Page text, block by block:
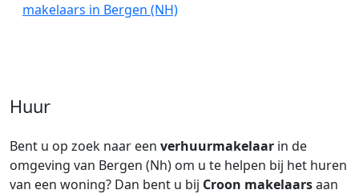
makelaars in Bergen (NH)
Huur
Bent u op zoek naar een verhuurmakelaar in de
omgeving van Bergen (Nh) om u te helpen bij het huren
van een woning? Dan bent u bij Croon makelaarsaan